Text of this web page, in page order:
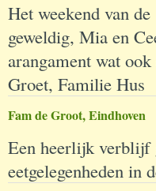
Het weekend van
geweldig, Mia en
arangament wat
Groet, Familie Hus
Fam de Groot, Eindhoven
Een heerlijk verblijf
eetgelegenheden in